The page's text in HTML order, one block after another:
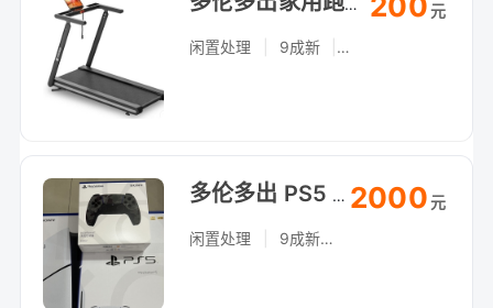
多伦多出家用跑步机，折叠静音，自提
闲置处理 9成新
元
多伦多出 PS5 光驱版，带手柄和游戏，自提（Arthur Bonner Ave）
闲置处理 9成新
2000元